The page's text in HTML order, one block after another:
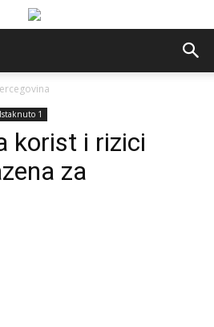
Istaknuto 1
korist i rizici
za